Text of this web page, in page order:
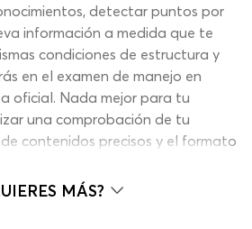
detectar puntos por
información a medida que te
condiciones de estructura y
en el examen de manejo en
oficial. Nada mejor para tu
una comprobación de tu
contenidos precisos y el formato
manera podrás enfocar tu
para lo que enfrentarás en el
2026. Hacer trampa o recibir
MÁS?